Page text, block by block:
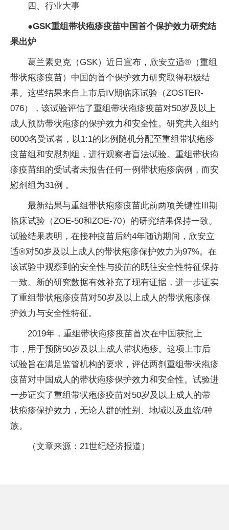
四、行业大事
●GSK重组带状疱疹疫苗中国首个保护效力研究结
果出炉
葛兰素史克（GSK）近日宣布，欣安立适®（重组
带状疱疹疫苗）中国的首个保护效力研究取得积极结
果。这些结果来自上市后IV期临床试验（ZOSTER-
076），该试验评估了重组带状疱疹疫苗对50岁及以上
成人预防带状疱疹的保护效力和安全性。研究共入组约
6000名受试者，以1:1的比例随机分配至重组带状疱疹
疫苗组和安慰剂组，进行观察者盲法试验。重组带状疱
疹疫苗组的受试者未报告任何一例带状疱疹病例，而安
慰剂组为31例 。
最新结果与重组带状疱疹疫苗此前两项关键性III期
临床试验（ZOE-50和ZOE-70）的研究结果保持一致。
试验结果表明，在接种疫苗后约4年随访期间，欣安立
适®对50岁及以上成人的带状疱疹保护效力为97%。在
该试验中观察到的安全性与疫苗的既往安全性特征保持
一致。新的研究数据有效补充了现有证据，进一步证实
了重组带状疱疹疫苗对50岁及以上成人的带状疱疹保
护效力与安全性特征。
2019年，重组带状疱疹疫苗首次在中国获批上
市，用于预防50岁及以上成人带状疱疹。这项上市后
试验旨在满足监管机构的要求，评估两剂重组带状疱疹
疫苗对中国成人的带状疱疹保护效力和安全性。试验进
一步证实了重组带状疱疹疫苗对50岁及以上成人的带
状疱疹保护效力，无论人群的性别、地域以及血统/种
族。
（文章来源：21世纪经济报道）